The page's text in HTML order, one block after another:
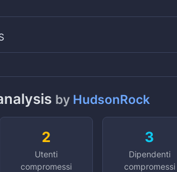
by HudsonRock
2
Utenti
compromessi
3
Dipendenti
compromessi